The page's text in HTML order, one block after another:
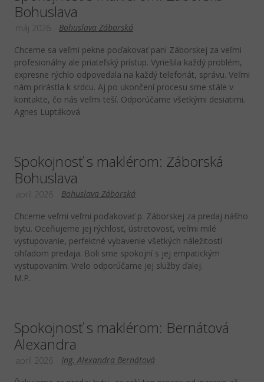
Bohuslava
Bohuslava Záborská
máj 2026
Chceme sa veľmi pekne poďakovať pani Záborskej za veľmi
profesionálny ale priateľský prístup. Vyriešila každý problém,
expresne rýchlo odpovedala na každý telefonát, správu. Veľmi
nám prirástla k srdcu. Aj po ukončení procesu sme stále v
kontakte, čo nás veľmi teší. Odporúčame všetkými desiatimi.
Agnes Luptáková
Spokojnosť s maklérom: Záborská
Bohuslava
Bohuslava Záborská
apríl 2026
Chceme veľmi veľmi poďakovať p. Záborskej za predaj nášho
bytu. Oceňujeme jej rýchlosť, ústretovosť, veľmi milé
vystupovanie, perfektné vybavenie všetkých náležitostí
ohľadom predaja. Boli sme spokojní s jej empatickým
vystupovaním. Vrelo odporúčame jej služby ďalej.
M.P.
Spokojnosť s maklérom: Bernátová
Alexandra
Ing. Alexandra Bernátová
apríl 2026